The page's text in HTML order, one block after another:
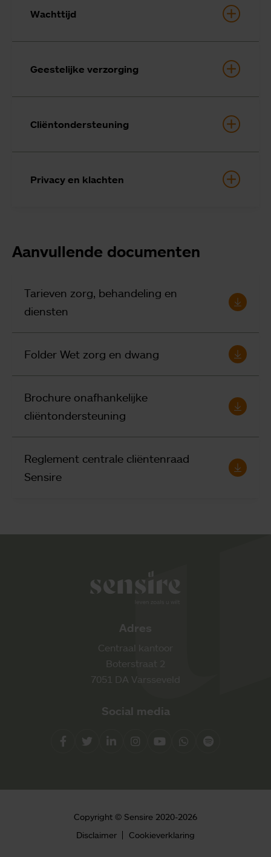
info@sensire.nl
Wachttijd
Geestelijke verzorging
Cliëntondersteuning
Privacy en klachten
Aanvullende documenten
Tarieven zorg, behandeling en
diensten
Folder Wet zorg en dwang
Brochure onafhankelijke
cliëntondersteuning
Reglement centrale cliëntenraad
Sensire
Adres
Centraal kantoor
Boterstraat 2
7051 DA Varsseveld
Social media
FacebookTwitterLinkedInInstagram
YouTubeWhatsapp
Spotify
Copyright © Sensire 2020-2026
Disclaimer
Cookieverklaring